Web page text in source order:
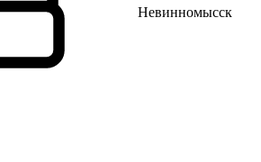
Невинномысск